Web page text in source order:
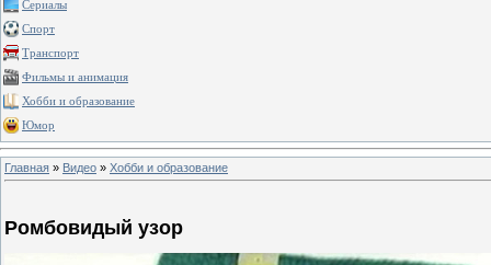
Сериалы
Спорт
Транспорт
Фильмы и анимация
Хобби и образование
Юмор
Главная » Видео » Хобби и образование
Ромбовидый узор